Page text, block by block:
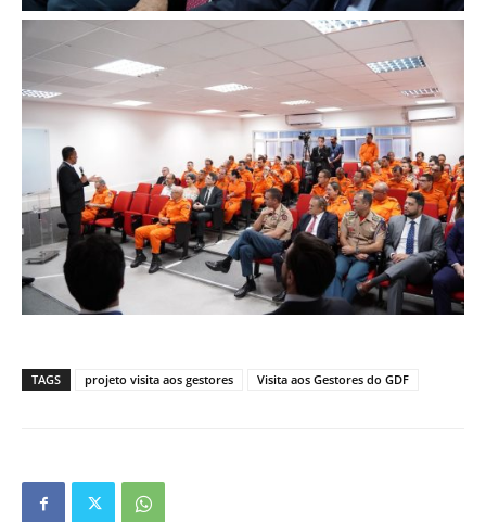
TAGS projeto visita aos gestores Visita aos Gestores do GDF